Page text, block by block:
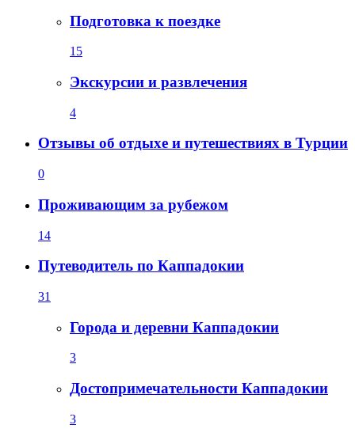
Подготовка к поездке
15
Экскурсии и развлечения
4
Отзывы об отдыхе и путешествиях в Турции
0
Проживающим за рубежом
14
Путеводитель по Каппадокии
31
Города и деревни Каппадокии
3
Достопримечательности Каппадокии
3